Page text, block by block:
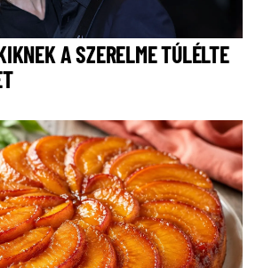
A SZERELME TÚLÉLTE